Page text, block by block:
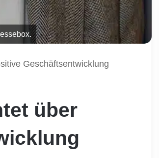
Geschäftsentwicklung
über